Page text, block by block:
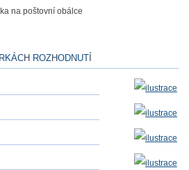
na poštovní obálce
ROZHODNUTÍ